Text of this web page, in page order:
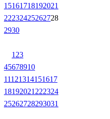
15161718192021
22232425262728
2930
123
45678910
11121314151617
18192021222324
25262728293031